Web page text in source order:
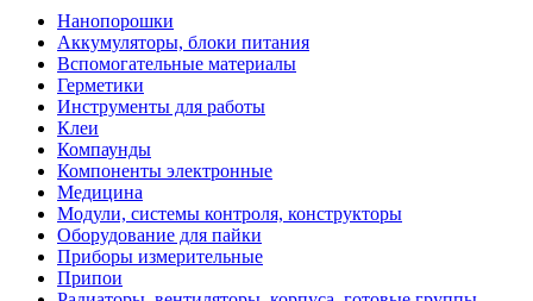
Нанопорошки
Аккумуляторы, блоки питания
Вспомогательные материалы
Герметики
Инструменты для работы
Клеи
Компаунды
Компоненты электронные
Медицина
Модули, системы контроля, конструкторы
Оборудование для пайки
Приборы измерительные
Припои